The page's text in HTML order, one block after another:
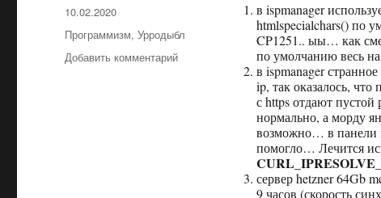
в ispmanager
htmlspecialchars() по
CP1251.. ыы… как
по умолчанию весь
в ispmanager
ip, так оказалось,
с https отдают пустой
нормально, а морду
возможно… в панели
помогло… Лечится
сервер hetzner 64Gb
9 часов (скорость
Опубликовано
10.02.2020
Рубрики
Программизм,Урродыбл
Добавить комментарий